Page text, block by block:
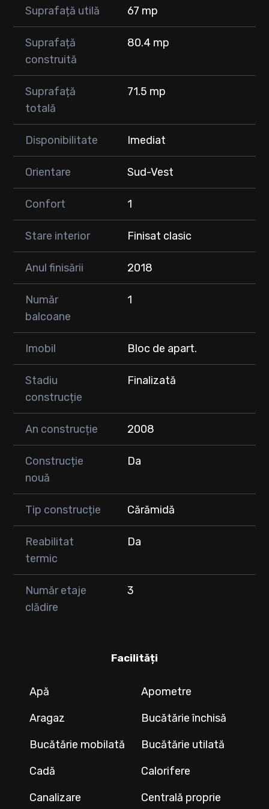
Suprafață utilă 67 mp
Suprafață
construită
80.4 mp
Suprafață
totală
71.5 mp
Disponibilitate Imediat
Orientare Sud-Vest
Confort 1
Stare interior Finisat clasic
Anul finisării 2018
Număr
balcoane
1
Imobil Bloc de apart.
Stadiu
construcție
Finalizată
An construcție 2008
Construcție
nouă
Da
Tip construcție Cărămidă
Reabilitat
termic
Da
Număr etaje
clădire
3
Facilități
Apă
Apometre
Aragaz
Bucătărie închisă
Bucătărie mobilată
Bucătărie utilată
Cadă
Calorifere
Canalizare
Centrală proprie